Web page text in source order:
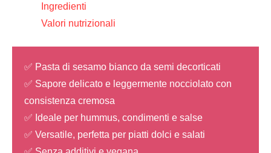
Ingredienti
Valori nutrizionali
✅ Pasta di sesamo bianco da semi decorticati
✅ Sapore delicato e leggermente nocciolato con
consistenza cremosa
✅ Ideale per hummus, condimenti e salse
✅ Versatile, perfetta per piatti dolci e salati